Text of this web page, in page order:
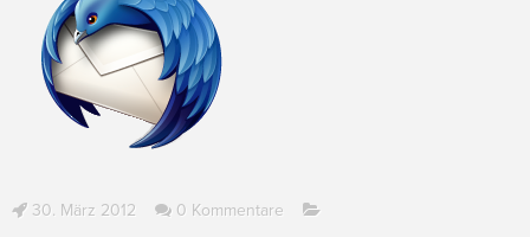
30. März 2012 0 Kommentare